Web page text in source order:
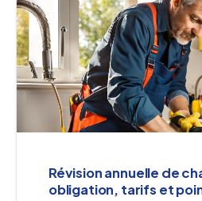
Révision annuelle de
obligation, tarifs et